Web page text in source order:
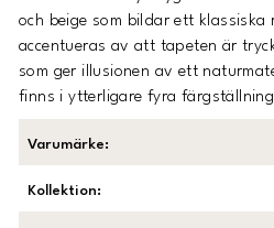
och beige som bildar ett klassiska
accentueras av att tapeten är
som ger illusionen av ett
finns i ytterligare fyra
Varumärke:
Kollektion: